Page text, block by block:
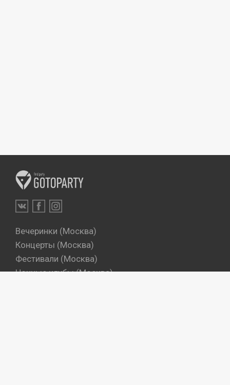
Вечеринки (Москва)
Концерты (Москва)
Фестивали (Москва)
Ночные клубы (Москва)